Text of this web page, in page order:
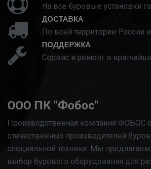
На все буровые установки
ДОСТАВКА
По всей территории России
ПОДДЕРЖКА
Сервис и ремонт в
ООО ПК "Фобос"
Производственная компания ФОБОС
отечественных производителей
специальной техники. Мы
выбор бурового оборудования для